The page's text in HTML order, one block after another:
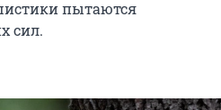
пытаются
сил.